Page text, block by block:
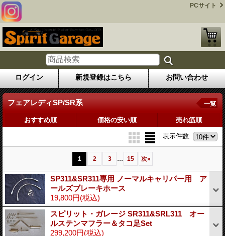
PCサイト
ログイン 新規登録はこちら お問い合わせ
フェアレディSP/SR系 一覧
おすすめ順 価格の安い順 売れ筋順
表示件数:
1 2 3 ... 15 次»
SP311&SR311専用 ノーマルキャリパー用 ア
ールズブレーキホース
19,800円(税込)
スピリット・ガレージ SR311&SRL311 オー
ルステンマフラー＆タコ足Set
299,200円(税込)